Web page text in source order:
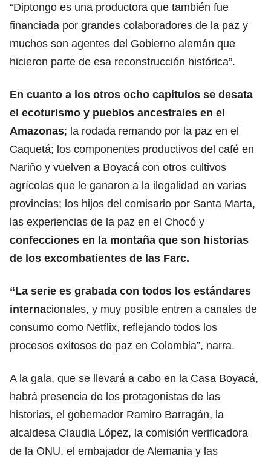
“Diptongo es una productora que también fue
financiada por grandes colaboradores de la paz y
muchos son agentes del Gobierno alemán que
hicieron parte de esa reconstrucción histórica”.
En cuanto a los otros ocho capítulos se desata
el ecoturismo y pueblos ancestrales en el
Amazonas; la rodada remando por la paz en el
Caquetá; los componentes productivos del café en
Nariño y vuelven a Boyacá con otros cultivos
agrícolas que le ganaron a la ilegalidad en varias
provincias; los hijos del comisario por Santa Marta,
las experiencias de la paz en el Chocó y
confecciones en la montaña que son historias
de los excombatientes de las Farc.
“La serie es grabada con todos los estándares
internacionales, y muy posible entren a canales de
consumo como Netflix, reflejando todos los
procesos exitosos de paz en Colombia”, narra.
A la gala, que se llevará a cabo en la Casa Boyacá,
habrá presencia de los protagonistas de las
historias, el gobernador Ramiro Barragán, la
alcaldesa Claudia López, la comisión verificadora
de la ONU, el embajador de Alemania y las